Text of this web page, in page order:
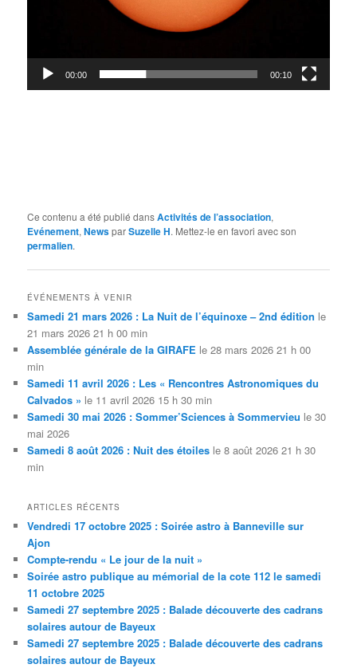
00:00 00:10
Ce contenu a été publié dansActivités de l’association,
Evénement,NewsparSuzelle H. Mettez-le en favori avec son
permalien.
ÉVÉNEMENTS À VENIR
Samedi 21 mars 2026 : La Nuit de l’équinoxe – 2nd édition le
21 mars 2026 21 h 00 min
Assemblée générale de la GIRAFE le 28 mars 2026 21 h 00
min
Samedi 11 avril 2026 : Les « Rencontres Astronomiques du
Calvados » le 11 avril 2026 15 h 30 min
Samedi 30 mai 2026 : Sommer’Sciences à Sommervieu le 30
mai 2026
Samedi 8 août 2026 : Nuit des étoiles le 8 août 2026 21 h 30
min
ARTICLES RÉCENTS
Vendredi 17 octobre 2025 : Soirée astro à Banneville sur
Ajon
Compte-rendu « Le jour de la nuit »
Soirée astro publique au mémorial de la cote 112 le samedi
11 octobre 2025
Samedi 27 septembre 2025 : Balade découverte des cadrans
solaires autour de Bayeux
Samedi 27 septembre 2025 : Balade découverte des cadrans
solaires autour de Bayeux